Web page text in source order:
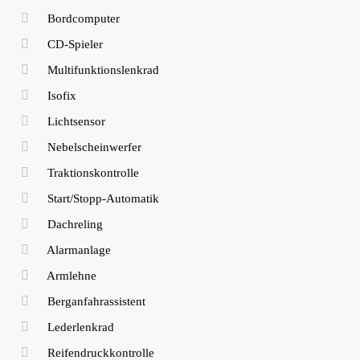
Bordcomputer
CD-Spieler
Multifunktionslenkrad
Isofix
Lichtsensor
Nebelscheinwerfer
Traktionskontrolle
Start/Stopp-Automatik
Dachreling
Alarmanlage
Armlehne
Berganfahrassistent
Lederlenkrad
Reifendruckkontrolle